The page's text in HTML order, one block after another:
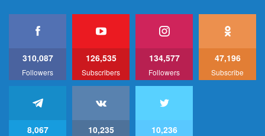
310,087
Followers
126,535
Subscribers
134,577
Followers
47,196
Subscribe
8,067 10,235 10,236